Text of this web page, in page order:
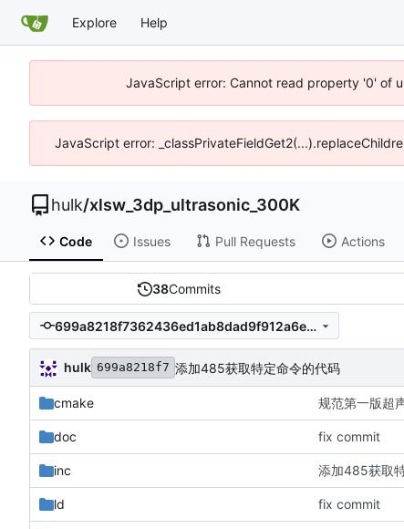
Explore Help
JavaScript error: Cannot read property '0' of
JavaScript error:
hulk/xlsw_3dp_ultrasonic_300K
Code Issues Pull Requests Actions
38Commits
699a8218f7362436ed1ab8dad9f912a6e1abc9a6
hulk 699a8218f7 添加485获取特定命令的代码
cmake
doc fix commit
inc 添加485获取
ld fix commit